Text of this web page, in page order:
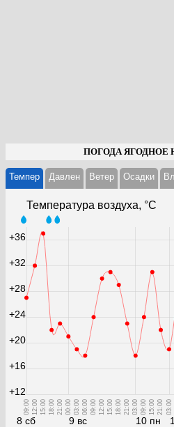
ПОГОДА ЯГОДНОЕ
Темпер Давлен Ветер Осадки
Температура воздуха, °С
8 сб
09:00 12:00 15:00 18:00 21:00
9 вс
00:00 03:00 06:00 09:00 12:00 15:00 18:00 21:00
10 пн
03:00 09:00 15:00 21:00 03:00
+12
+16
+20
+24
+28
+32
+36